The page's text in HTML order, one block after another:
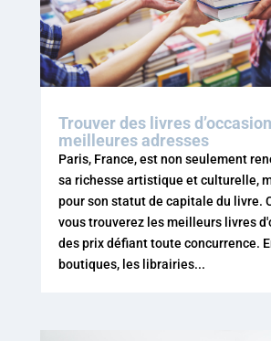
Trouver des livres
meilleures adresses
Paris, France, est non seulement
sa richesse artistique et culturelle,
pour son statut de capitale du livre.
vous trouverez les meilleurs livres
des prix défiant toute concurrence.
boutiques, les librairies...